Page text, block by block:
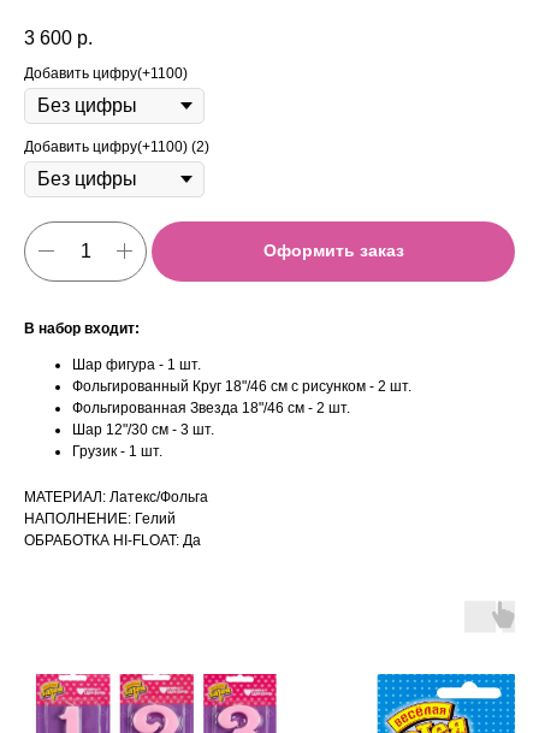
3 600 р.
Добавить цифру(+1100)
Добавить цифру(+1100) (2)
Оформить заказ
В набор входит:
Шар фигура - 1 шт.
Фольгированный Круг 18"/46 см с рисунком - 2 шт.
Фольгированная Звезда 18"/46 см - 2 шт.
Шар 12"/30 см - 3 шт.
Грузик - 1 шт.
МАТЕРИАЛ: Латекс/Фольга
НАПОЛНЕНИЕ: Гелий
ОБРАБОТКА HI-FLOAT: Да